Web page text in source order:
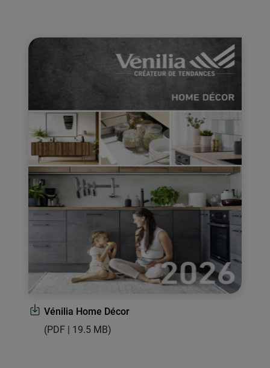
Vénilia Home Décor
(PDF | 19.5 MB)